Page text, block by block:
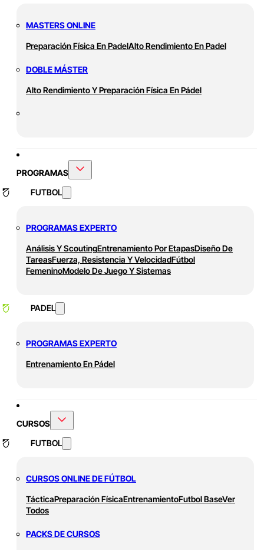
MASTERS ONLINE
Preparación Física En PadelAlto Rendimiento En Padel
DOBLE MÁSTER
Alto Rendimiento Y Preparación Física En Pádel
PROGRAMAS
FUTBOL
PROGRAMAS EXPERTO
Análisis Y ScoutingEntrenamiento Por EtapasDiseño De
TareasFuerza, Resistencia Y VelocidadFútbol
FemeninoModelo De Juego Y Sistemas
PADEL
PROGRAMAS EXPERTO
Entrenamiento En Pádel
CURSOS
FUTBOL
CURSOS ONLINE DE FÚTBOL
TácticaPreparación FísicaEntrenamientoFutbol BaseVer
Todos
PACKS DE CURSOS